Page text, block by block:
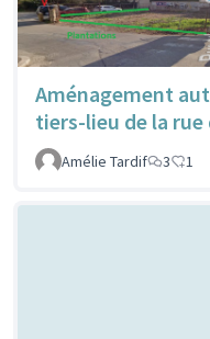
Aménagement
tiers-lieu de la
Amélie Tardif
3 1